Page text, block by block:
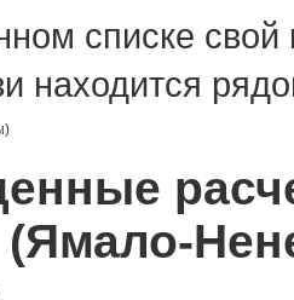
списке
находится